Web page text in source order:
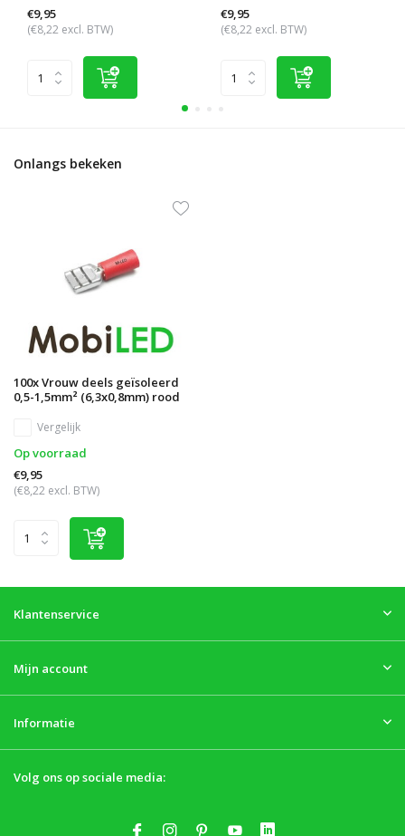
€9,95
(€8,22 excl. BTW)
€9,95
(€8,22 excl. BTW)
Onlangs bekeken
100x Vrouw deels geïsoleerd
0,5-1,5mm² (6,3x0,8mm) rood
Vergelijk
Op voorraad
€9,95
(€8,22 excl. BTW)
Klantenservice
Mijn account
Informatie
Volg ons op sociale media: